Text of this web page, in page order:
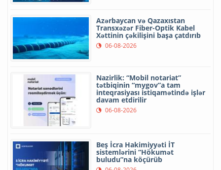
Azərbaycan və Qazaxıstan
Transxəzər Fiber-Optik Kabel
Xəttinin çəkilişini başa çatdırıb
06-08-2026
Nazirlik: “Mobil notariat”
tətbiqinin “mygov”a tam
inteqrasiyası istiqamətində işlər
davam etdirilir
06-08-2026
Beş İcra Hakimiyyəti İT
sistemlərini “Hökumət
buludu”na köçürüb